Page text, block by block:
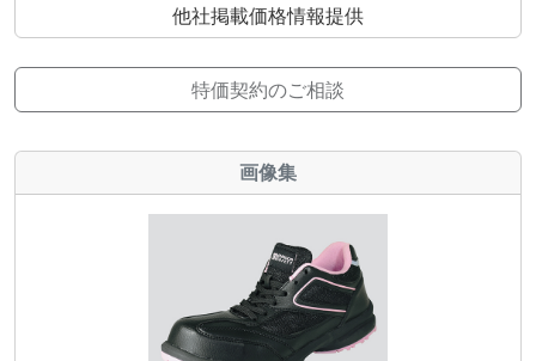
他社掲載価格情報提供
特価契約のご相談
画像集